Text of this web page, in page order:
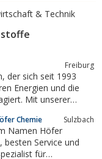
& Technik
Freiburg
Energien und die
Mit unserer
Chemie Sulzbach
Namen Höfer